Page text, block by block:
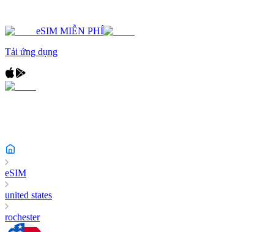
eSIM MIỄN PHÍ
Tải ứng dụng
eSIM
united states
rochester